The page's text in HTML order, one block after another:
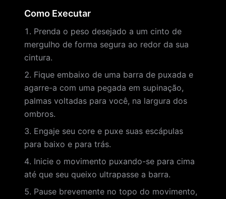
Como Executar
Prenda o peso desejado a um cinto de
mergulho de forma segura ao redor da sua
cintura.
Fique embaixo de uma barra de puxada e
agarre-a com uma pegada em supinação,
palmas voltadas para você, na largura dos
ombros.
Engaje seu core e puxe suas escápulas
para baixo e para trás.
Inicie o movimento puxando-se para cima
até que seu queixo ultrapasse a barra.
Pause brevemente no topo do movimento,